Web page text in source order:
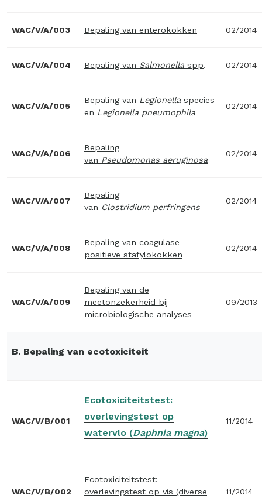
WAC/V/A/003 Bepaling van enterokokken 02/2014
WAC/V/A/004 Bepaling van Salmonella spp. 02/2014
WAC/V/A/005
Bepaling van Legionella species
en Legionella pneumophila
02/2014
WAC/V/A/006
Bepaling
van Pseudomonas aeruginosa
02/2014
WAC/V/A/007
Bepaling
van Clostridium perfringens
02/2014
WAC/V/A/008
Bepaling van coagulase
positieve stafylokokken
02/2014
WAC/V/A/009
Bepaling van de
meetonzekerheid bij
microbiologische analyses
09/2013
B. Bepaling van ecotoxiciteit
WAC/V/B/001
Ecotoxiciteitstest:
overlevingstest op
watervlo (Daphnia magna)
11/2014
WAC/V/B/002
Ecotoxiciteitstest:
overlevingstest op vis (diverse
11/2014